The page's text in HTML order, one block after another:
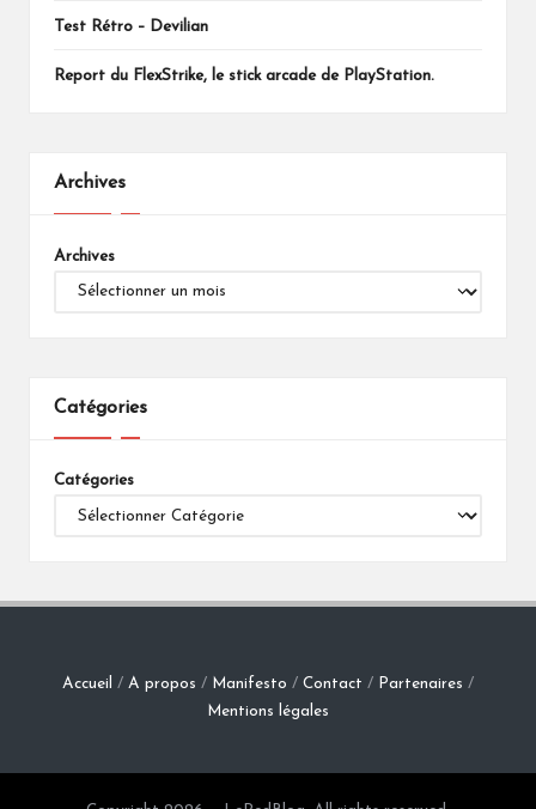
Test Rétro – Devilian
Report du FlexStrike, le stick arcade de PlayStation.
Archives
Archives
Catégories
Catégories
Accueil / A propos / Manifesto / Contact / Partenaires /
Mentions légales